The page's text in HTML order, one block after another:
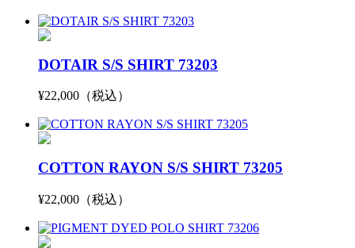
DOTAIR S/S SHIRT 73203
¥22,000（税込）
COTTON RAYON S/S SHIRT 73205
¥22,000（税込）